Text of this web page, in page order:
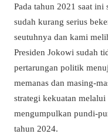
Pada tahun 2021 saat ini
sudah kurang serius
seutuhnya dan kami
Presiden Jokowi sudah
pertarungan politik
memanas dan masing-
strategi kekuatan
mengumpulkan pundi-
tahun 2024.